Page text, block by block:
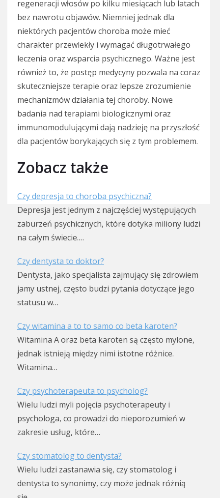
regeneracji włosów po kilku miesiącach lub latach
bez nawrotu objawów. Niemniej jednak dla
niektórych pacjentów choroba może mieć
charakter przewlekły i wymagać długotrwałego
leczenia oraz wsparcia psychicznego. Ważne jest
również to, że postęp medycyny pozwala na coraz
skuteczniejsze terapie oraz lepsze zrozumienie
mechanizmów działania tej choroby. Nowe
badania nad terapiami biologicznymi oraz
immunomodulującymi dają nadzieję na przyszłość
dla pacjentów borykających się z tym problemem.
Zobacz także
Czy depresja to choroba psychiczna?
Depresja jest jednym z najczęściej występujących
zaburzeń psychicznych, które dotyka miliony ludzi
na całym świecie.…
Czy dentysta to doktor?
Dentysta, jako specjalista zajmujący się zdrowiem
jamy ustnej, często budzi pytania dotyczące jego
statusu w…
Czy witamina a to to samo co beta karoten?
Witamina A oraz beta karoten są często mylone,
jednak istnieją między nimi istotne różnice.
Witamina…
Czy psychoterapeuta to psycholog?
Wielu ludzi myli pojęcia psychoterapeuty i
psychologa, co prowadzi do nieporozumień w
zakresie usług, które…
Czy stomatolog to dentysta?
Wielu ludzi zastanawia się, czy stomatolog i
dentysta to synonimy, czy może jednak różnią